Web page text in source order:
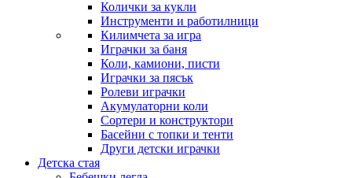
Колички за кукли
Инструменти и работилници
Килимчета за игра
Играчки за баня
Коли, камиони, писти
Играчки за пясък
Ролеви играчки
Акумулаторни коли
Сортери и конструктори
Басейни с топки и тенти
Други детски играчки
Детска стая